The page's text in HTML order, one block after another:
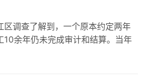
调查了解到，一个原本约定两年
10余年仍未完成审计和结算。当年